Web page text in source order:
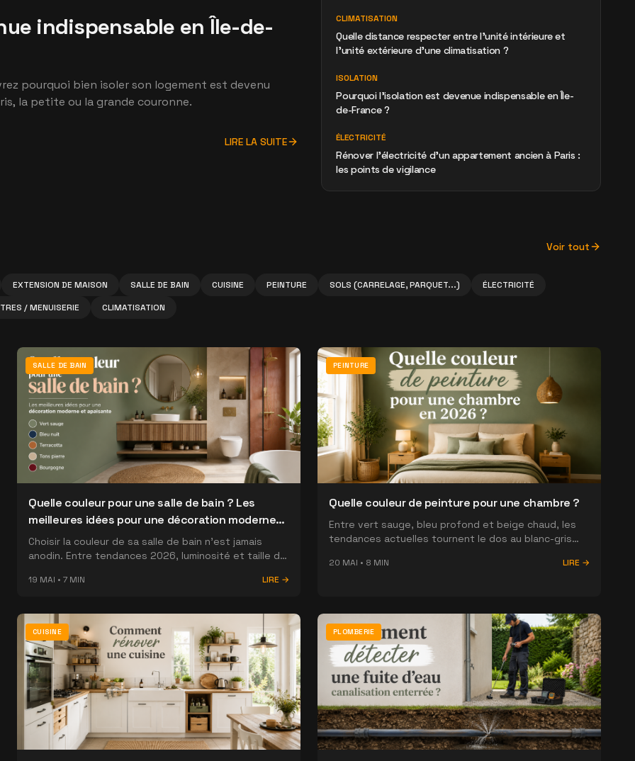
indispensable en Île-de-
pourquoi bien isoler son logement est devenu
la petite ou la grande couronne.
LIRE LA SUITE
CLIMATISATION
Quelle distance respecter entre l'unité intérieure et
l'unité extérieure d'une climatisation ?
ISOLATION
Pourquoi l'isolation est devenue indispensable en Île-
de-France ?
ÉLECTRICITÉ
Rénover l'électricité d'un appartement ancien à Paris :
les points de vigilance
Voir tout
EXTENSION DE MAISON SALLE DE BAIN CUISINE PEINTURE SOLS (CARRELAGE, PARQUET...)
ÉLECTRICITÉ
/ MENUISERIE
CLIMATISATION
SALLE DE BAIN
Quelle couleur pour une salle de bain ? Les
meilleures idées pour une décoration moderne
et apaisante
Choisir la couleur de sa salle de bain n'est jamais
anodin. Entre tendances 2026, luminosité et taille de
un espace moderne et apaisant.
19 MAI • 7 MIN LIRE →
PEINTURE
Quelle couleur de peinture pour une chambre ?
Entre vert sauge, bleu profond et beige chaud, les
tendances actuelles tournent le dos au blanc-gris
votre chambre sans le regretter.
20 MAI • 8 MIN LIRE →
CUISINE PLOMBERIE